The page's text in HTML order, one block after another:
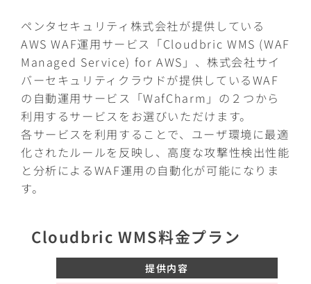
ペンタセキュリティ株式会社が提供している
AWS WAF運用サービス「Cloudbric WMS (WAF
Managed Service) for AWS」、株式会社サイ
バーセキュリティクラウドが提供しているWAF
の自動運用サービス「WafCharm」の２つから
利用するサービスをお選びいただけます。
各サービスを利用することで、ユーザ環境に最適
化されたルールを反映し、高度な攻撃性検出性能
と分析によるWAF運用の自動化が可能になりま
す。
Cloudbric WMS料金プラン
提供内容